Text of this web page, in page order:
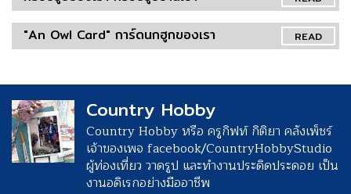
READ
"An Owl Card" การ์ดนกฮูกของเรา
Country Hobby
Country Hobby หรือ ครูกิฟท์ กิติยา คลังเพ็ชร์
เจ้าของเพจ facebook/CountryHobbyStudio
ผู้ท่องเที่ยว วาดรูป และทำงานประดิดประดอย เป็น
งานอดิเรกอย่างมืออาชีพ